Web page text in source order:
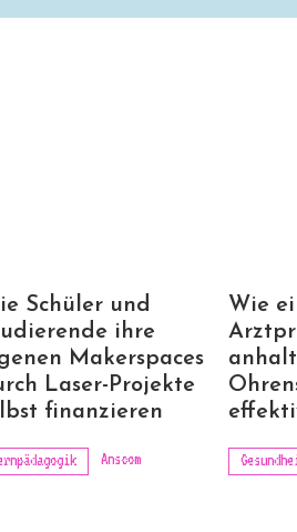
Schüler und
ihre
Makerspaces
Laser-Projekte
finanzieren
Anscom
Wie